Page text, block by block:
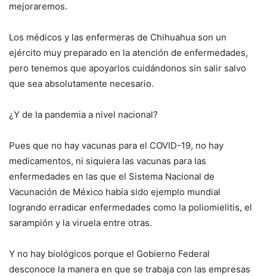
mejoraremos.
Los médicos y las enfermeras de Chihuahua son un
ejército muy preparado en la atención de enfermedades,
pero tenemos que apoyarlos cuidándonos sin salir salvo
que sea absolutamente necesario.
¿Y de la pandemia a nivel nacional?
Pues que no hay vacunas para el COVID-19, no hay
medicamentos, ni siquiera las vacunas para las
enfermedades en las que el Sistema Nacional de
Vacunación de México había sido ejemplo mundial
logrando erradicar enfermedades como la poliomielitis, el
sarampión y la viruela entre otras.
Y no hay biológicos porque el Gobierno Federal
desconoce la manera en que se trabaja con las empresas